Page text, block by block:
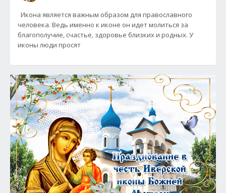
Икона является важным образом для православного
человека. Ведь именно к иконе он идет молиться за
благополучие, счастье, здоровье близких и родных. У
иконы люди просят